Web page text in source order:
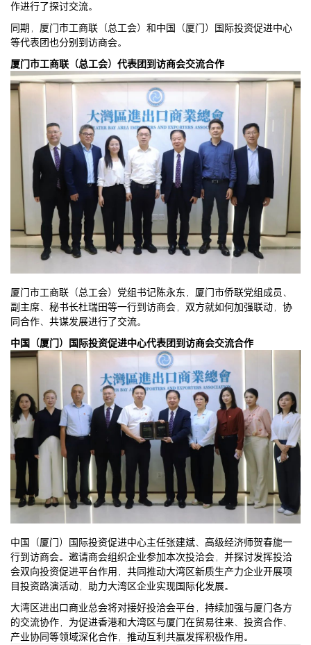
作进行了探讨交流。
同期，厦门市工商联（总工会）和中国（厦门）国际投资促进中心
等代表团也分别到访商会。
厦门市工商联（总工会）代表团到访商会交流合作
厦门市工商联（总工会）党组书记陈永东，厦门市侨联党组成员、
副主席、秘书长杜瑞田等一行到访商会，双方就如何加强联动，协
同合作、共谋发展进行了交流。
中国（厦门）国际投资促进中心代表团到访商会交流合作
中国（厦门）国际投资促进中心主任张建斌、高级经济师贺春旎一
行到访商会。邀请商会组织企业参加本次投洽会，并探讨发挥投洽
会双向投资促进平台作用，共同推动大湾区新质生产力企业开展项
目投资路演活动，助力大湾区企业实现国际化发展。
大湾区进出口商业总会将对接好投洽会平台，持续加强与厦门各方
的交流协作，为促进香港和大湾区与厦门在贸易往来、投资合作、
产业协同等领域深化合作，推动互利共赢发挥积极作用。